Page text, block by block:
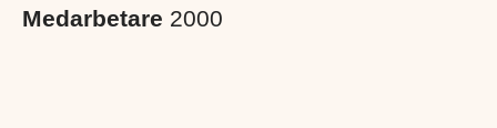
Medarbetare 2000